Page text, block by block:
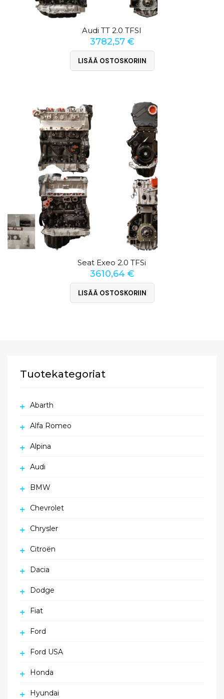
Audi TT 2.0 TFSI
3782,57 €
LISÄÄ OSTOSKORIIN
Seat Exeo 2.0 TFSi
3610,64 €
LISÄÄ OSTOSKORIIN
Tuotekategoriat
Abarth
Alfa Romeo
Alpina
Audi
BMW
Chevrolet
Chrysler
Citroën
Dacia
Dodge
Fiat
Ford
Ford USA
Honda
Hyundai